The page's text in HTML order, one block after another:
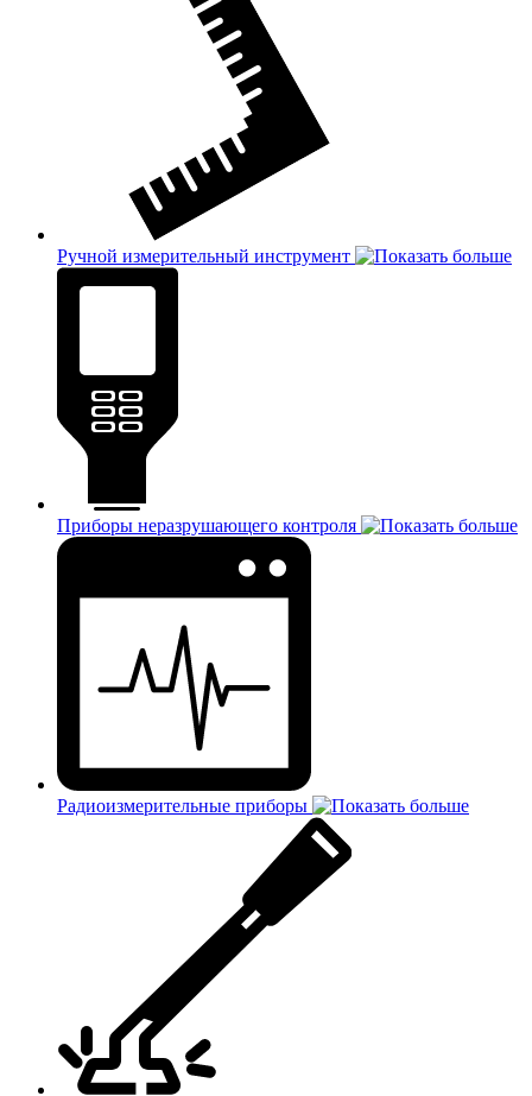
Ручной измерительный инструмент
Приборы неразрушающего контроля
Радиоизмерительные приборы